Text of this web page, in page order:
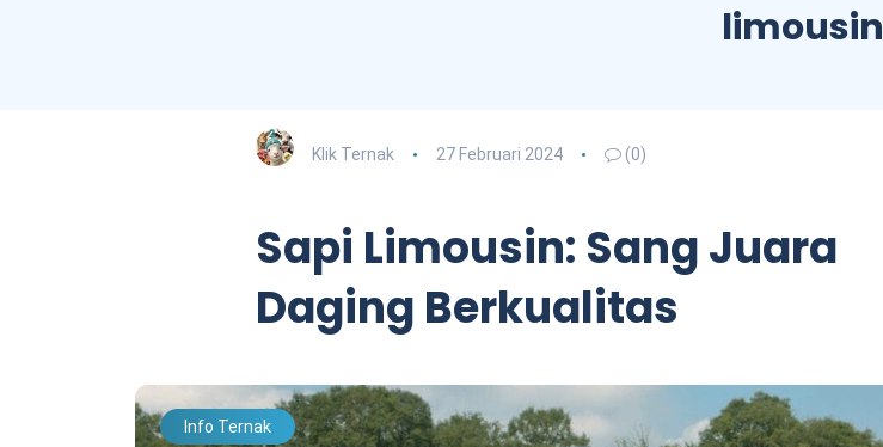
limousin
Klik Ternak 27 Februari 2024 (0)
Sapi Limousin: Sang Juara
Daging Berkualitas
Info Ternak